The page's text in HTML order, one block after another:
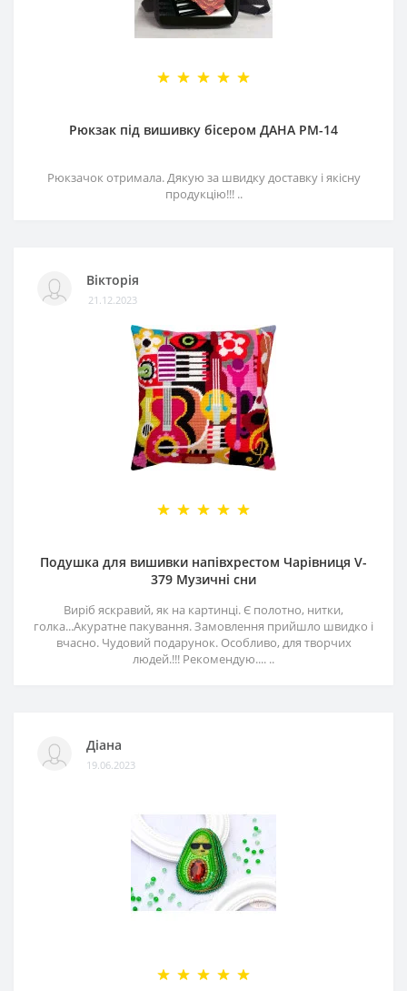
Рюкзак під вишивку бісером ДАНА РМ-14
Рюкзачок отримала. Дякую за швидку доставку і якісну
продукцію!!! ..
Вікторія
21.12.2023
Подушка для вишивки напівхрестом Чарівниця V-
379 Музичні сни
Виріб яскравий, як на картинці. Є полотно, нитки,
голка...Акуратне пакування. Замовлення прийшло швидко і
вчасно. Чудовий подарунок. Особливо, для творчих
людей.!!! Рекомендую.... ..
Діана
19.06.2023